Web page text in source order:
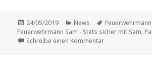
Veröffentlicht
am
24/05/2019 Kategorien
News Schlagwörter
Feuerwehrmann Sam - Stets sicher mit Sam,
Schreibe einen Kommentarzu Panini bringt